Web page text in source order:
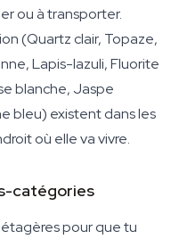
ou à transporter.
(Quartz clair, Topaze,
Lapis-lazuli, Fluorite
blanche, Jaspe
bleu) existent dans les
où elle va vivre.
catégories
pour que tu